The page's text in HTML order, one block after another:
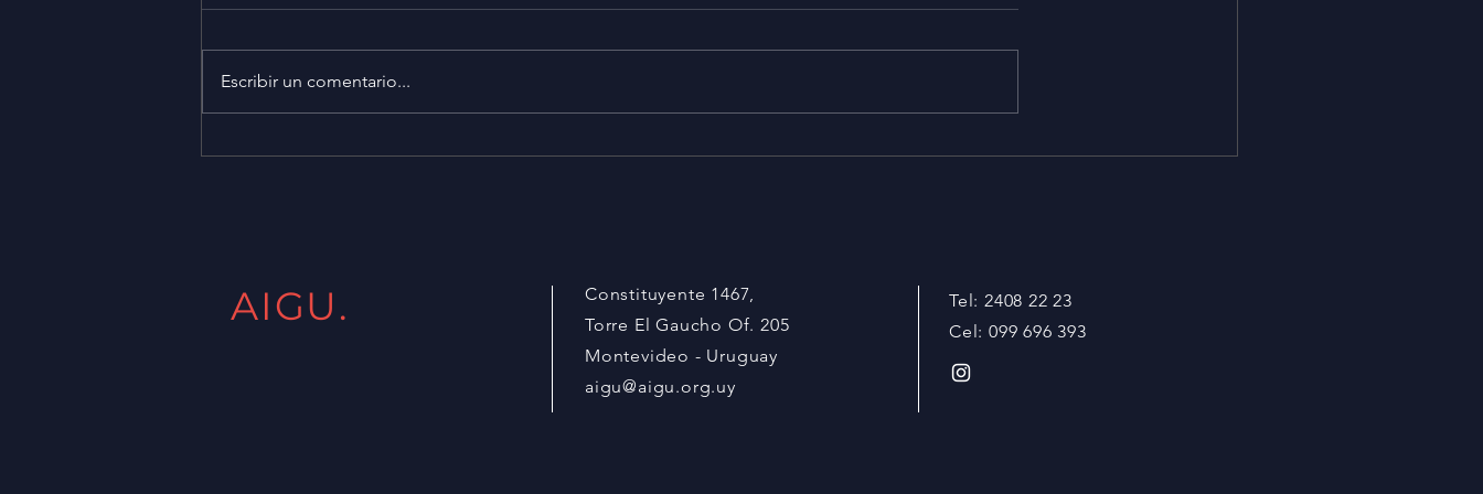
Escribir un comentario...
AIGU.
Constituyente 1467,
Torre El Gaucho Of. 205
Montevideo - Uruguay
aigu@aigu.org.uy
Tel: 2408 22 23
Cel: 099 696 393